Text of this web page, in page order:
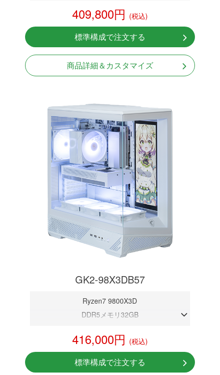
NVMeSSD 1TB
無線LAN Bluetooth対応
Windows11 Home 64bit
LCDスクリーン搭載
409,800円 (税込)
標準構成で注文する
商品詳細＆カスタマイズ
GK2-98X3DB57
Ryzen7 9800X3D
DDR5メモリ32GB
NVMeSSD 1TB
無線LAN Bluetooth対応
Windows11 Home 64bit
416,000円 (税込)
標準構成で注文する